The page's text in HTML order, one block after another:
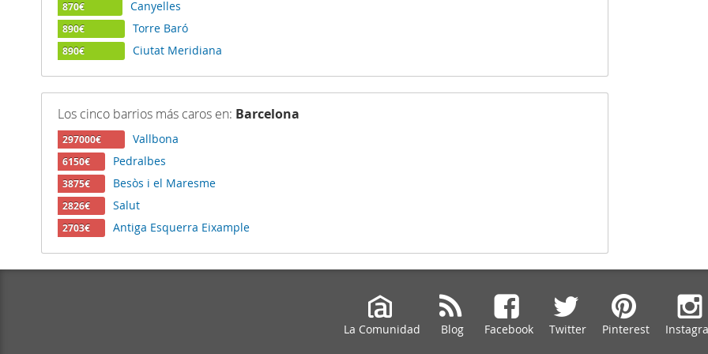
870€ Canyelles
890€ Torre Baró
890€ Ciutat Meridiana
Los cinco barrios más caros en: Barcelona
297000€ Vallbona
6150€ Pedralbes
3875€ Besòs i el Maresme
2826€ Salut
2703€ Antiga Esquerra Eixample
La Comunidad Blog Facebook Twitter Pinterest